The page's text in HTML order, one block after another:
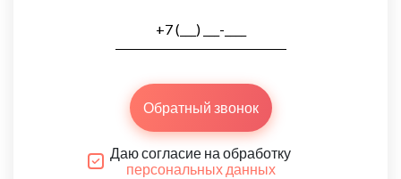
Обратный звонок
Даю согласие на обработку
персональных данных